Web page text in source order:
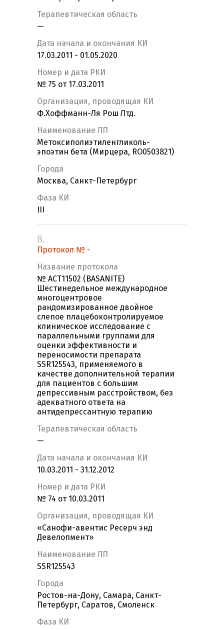
Терапевтическая область
—
Дата начала и окончания КИ
17.03.2011 - 01.05.2020
Номер и дата РКИ
№ 75 от 17.03.2011
Организация, проводящая КИ
Ф.Хоффманн-Ля Рош Лтд.
Наименование ЛП
Метоксиполиэтиленгликоль-
эпоэтин бета (Мирцера, RO0503821)
Города
Москва, Санкт-Петербург
Фаза КИ
8.
Протокол № -
Название протокола
№ ACT11502 (BASANITE)
Шестинедельное международное
многоцентровое
рандомизированное двойное
слепое плацебоконтролируемое
клиническое исследование с
параллельными группами для
оценки эффективности и
переносимости препарата
SSR125543, применяемого в
качестве дополнительной терапии
для пациентов с большим
депрессивным расстройством, без
адекватного ответа на
антидепрессантную терапию
Терапевтическая область
—
Дата начала и окончания КИ
10.03.2011 - 31.12.2012
Номер и дата РКИ
№ 74 от 10.03.2011
Организация, проводящая КИ
«Санофи-авентис Ресерч энд
Девелопмент»
Наименование ЛП
SSR125543
Города
Ростов-на-Дону, Самара, Санкт-
Петербург, Саратов, Смоленск
Фаза КИ